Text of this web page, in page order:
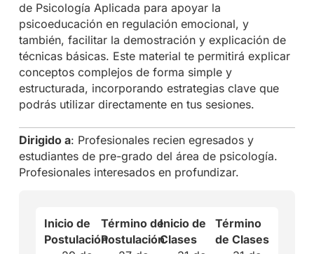
de Psicología Aplicada para apoyar la
psicoeducación en regulación emocional, y
también, facilitar la demostración y explicación de
técnicas básicas. Este material te permitirá explicar
conceptos complejos de forma simple y
estructurada, incorporando estrategias clave que
podrás utilizar directamente en tus sesiones.
Dirigido a: Profesionales recien egresados y
estudiantes de pre-grado del área de psicología.
Profesionales interesados en profundizar.
Inicio de
Postulación
Término de
Postulación
Inicio de
Clases
Término
de Clases